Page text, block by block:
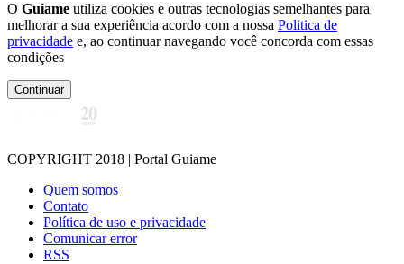
O Guiame utiliza cookies e outras tecnologias semelhantes para
melhorar a sua experiência acordo com a nossa Politica de
privacidade e, ao continuar navegando você concorda com essas
condições
Continuar
COPYRIGHT 2018 | Portal Guiame
Quem somos
Contato
Política de uso e privacidade
Comunicar error
RSS